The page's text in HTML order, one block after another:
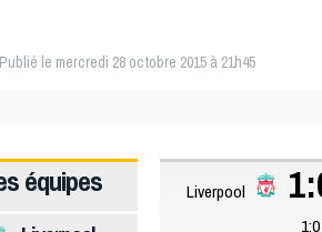
Publié le mercredi 28 octobre 2015 à 21h45
équipes Liverpool